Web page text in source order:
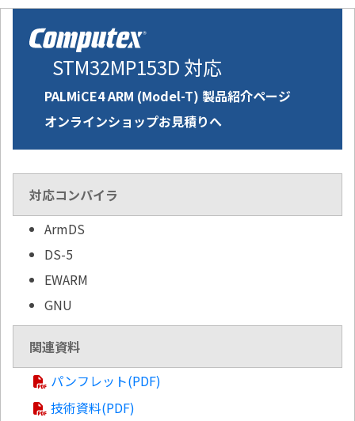
STM32MP153D 対応
PALMiCE4 ARM (Model-T) 製品紹介ページ
オンラインショップお見積りへ
対応コンパイラ
ArmDS
DS-5
EWARM
GNU
関連資料
パンフレット(PDF)
技術資料(PDF)